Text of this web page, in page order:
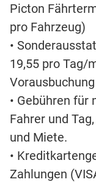
Picton
pro Fahrzeug)
•
19,55 pro Tag/
• Gebühren für
Fahrer und
und Miete.
•
Zahlungen